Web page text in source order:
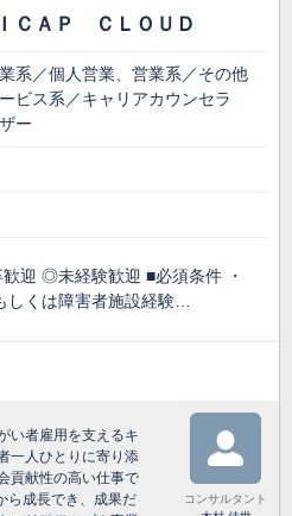
ＣＡＰ ＣＬＯＵＤ
系／個人営業、営業系／その他
ビス系／キャリアカウンセラ
ー
迎 ◎未経験歓迎 ■必須条件 ・
しくは障害者施設経験…
い者雇用を支えるキ
一人ひとりに寄り添
貢献性の高い仕事で
ら成長でき、成果だ
コンサルタント